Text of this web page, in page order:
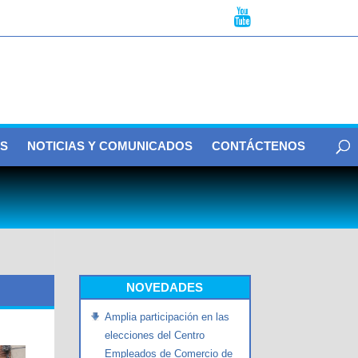
NOTICIAS Y COMUNICADOS CONTÁCTENOS
NOVEDADES
Amplia participación en las
elecciones del Centro
Empleados de Comercio de